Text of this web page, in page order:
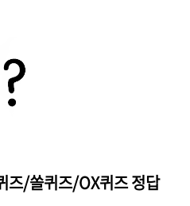
즈/쏠퀴즈/OX퀴즈 정답